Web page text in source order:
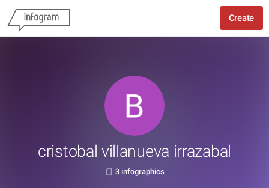
Create
cristobal villanueva irrazabal
3 infographics